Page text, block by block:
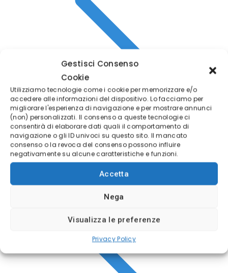
Gestisci Consenso
Cookie
Utilizziamo tecnologie come i cookie per memorizzare e/o
accedere alle informazioni del dispositivo. Lo facciamo per
migliorare l'esperienza di navigazione e per mostrare annunci
(non) personalizzati. Il consenso a queste tecnologie ci
consentirà di elaborare dati quali il comportamento di
navigazione o gli ID univoci su questo sito. Il mancato
consenso o la revoca del consenso possono influire
negativamente su alcune caratteristiche e funzioni.
Accetta
Nega
Visualizza le preferenze
Privacy Policy
APRI DEMO LIVE